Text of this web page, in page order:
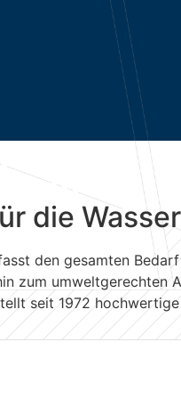
die
den gesamten
zum umweltgerechten
seit 1972